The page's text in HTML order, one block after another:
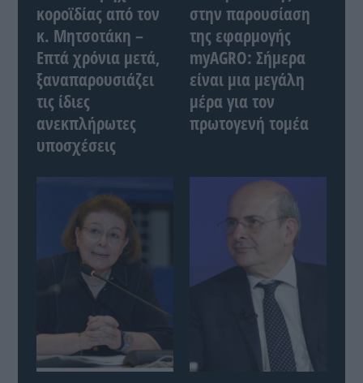
κοροϊδίας από τον
κ. Μητσοτάκη –
Επτά χρόνια μετά,
ξαναπαρουσιάζει
τις ίδιες
ανεκπλήρωτες
υποσχέσεις
στην παρουσίαση
της εφαρμογής
myAGRO: Σήμερα
είναι μια μεγάλη
μέρα για τον
πρωτογενή τομέα